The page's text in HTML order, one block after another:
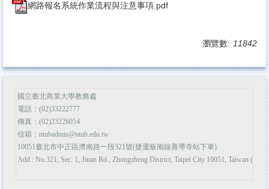
網路報名系統作業流程與注意事項.pdf
瀏覽數: 11842
國立臺北商業大學教務處
電話：(02)33222777
傳真：(02)23226054
信箱：ntubadmis@ntub.edu.tw
10051臺北市中正區濟南路一段321號(捷運板南線善導寺站下車)
Add.: No.321, Sec. 1, Jinan Rd., Zhongzheng District, Taipei City 10051, Taiwan